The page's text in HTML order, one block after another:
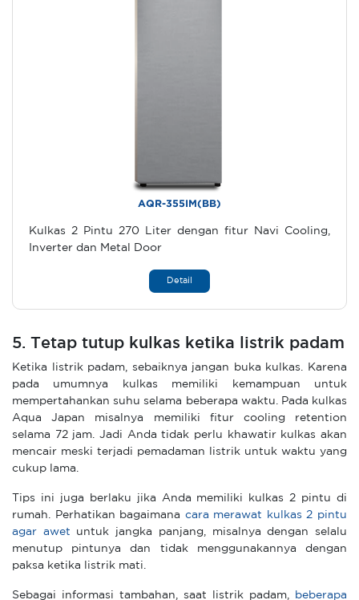
AQR-355IM(BB)
Kulkas 2 Pintu 270 Liter dengan fitur Navi Cooling,
Inverter dan Metal Door
Detail
5. Tetap tutup kulkas ketika listrik padam
Ketika listrik padam, sebaiknya jangan buka kulkas. Karena
pada umumnya kulkas memiliki kemampuan untuk
mempertahankan suhu selama beberapa waktu. Pada kulkas
Aqua Japan misalnya memiliki fitur cooling retention
selama 72 jam. Jadi Anda tidak perlu khawatir kulkas akan
mencair meski terjadi pemadaman listrik untuk waktu yang
cukup lama.
Tips ini juga berlaku jika Anda memiliki kulkas 2 pintu di
rumah. Perhatikan bagaimana cara merawat kulkas 2 pintu
agar awet untuk jangka panjang, misalnya dengan selalu
menutup pintunya dan tidak menggunakannya dengan
paksa ketika listrik mati.
Sebagai informasi tambahan, saat listrik padam, beberapa